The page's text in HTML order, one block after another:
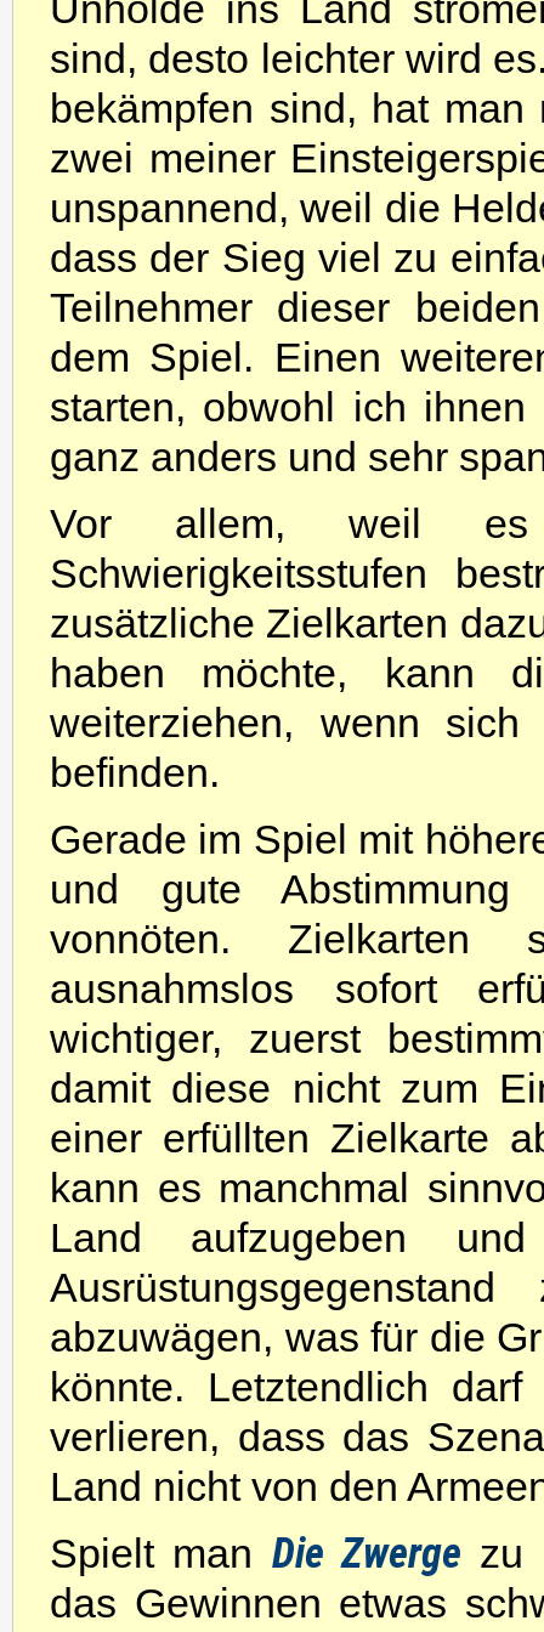
sind, desto leichter wird
bekämpfen sind, hat
zwei meiner
unspannend, weil die
dass der Sieg viel zu
Teilnehmer dieser
dem Spiel. Einen
starten, obwohl ich
ganz anders und sehr
Vor allem, weil es
Schwierigkeitsstufen
zusätzliche Zielkarten
haben möchte, kann
weiterziehen, wenn
befinden.
Gerade im Spiel mit
und gute
vonnöten. Zielkarten
ausnahmslos sofort
wichtiger, zuerst
damit diese nicht zum
einer erfüllten Zielkarte
kann es manchmal
Land aufzugeben
abzuwägen, was für die
könnte. Letztendlich
verlieren, dass das
Land nicht von den
Spielt man Die Zwerge zu
das Gewinnen etwas